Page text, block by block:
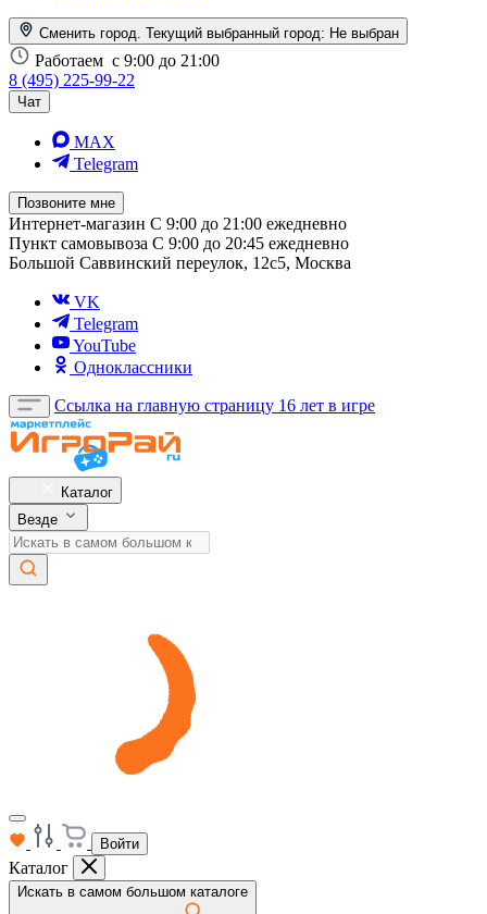
Сменить город. Текущий выбранный город: Не выбран
Работаем с 9:00 до 21:00
8 (495) 225-99-22
Чат
MAX
Telegram
Позвоните мне
Интернет-магазин С 9:00 до 21:00 ежедневно
Пункт самовывоза С 9:00 до 20:45 ежедневно
Большой Саввинский переулок, 12с5, Москва
VK
Telegram
YouTube
Одноклассники
Ссылка на главную страницу 16 лет в игре
Каталог
Везде
Войти
Каталог
Искать в самом большом каталоге